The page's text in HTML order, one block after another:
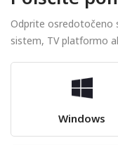
Odprite osredotočeno
sistem, TV platformo
Windows